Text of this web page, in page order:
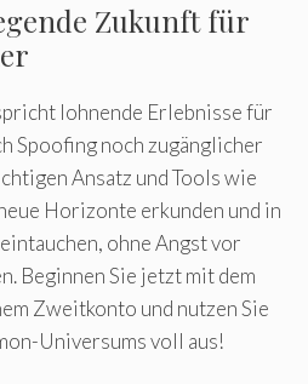
Zukunft für
lohnende Erlebnisse für
Spoofing noch zugänglicher
Ansatz und Tools wie
Horizonte erkunden und in
ohne Angst vor
Beginnen Sie jetzt mit dem
Zweitkonto und nutzen Sie
Universums voll aus!